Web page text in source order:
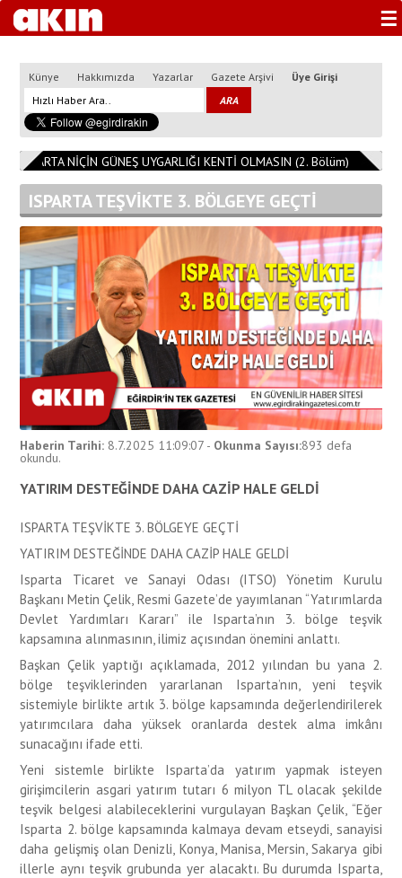
☰
Künye Hakkımızda Yazarlar Gazete Arşivi Üye Girişi
ISPARTA NİÇİN GÜNEŞ UYGARLIĞI KENTİ OLMASIN (2. Bölüm) 11:08:14
ISPARTA TEŞVİKTE 3. BÖLGEYE GEÇTİ
Haberin Tarihi: 8.7.2025 11:09:07 - Okunma Sayısı:893 defa
okundu.
YATIRIM DESTEĞİNDE DAHA CAZİP HALE GELDİ
ISPARTA TEŞVİKTE 3. BÖLGEYE GEÇTİ
YATIRIM DESTEĞİNDE DAHA CAZİP HALE GELDİ
Isparta Ticaret ve Sanayi Odası (ITSO) Yönetim Kurulu
Başkanı Metin Çelik, Resmi Gazete’de yayımlanan “Yatırımlarda
Devlet Yardımları Kararı” ile Isparta’nın 3. bölge teşvik
kapsamına alınmasının, ilimiz açısından önemini anlattı.
Başkan Çelik yaptığı açıklamada, 2012 yılından bu yana 2.
bölge teşviklerinden yararlanan Isparta’nın, yeni teşvik
sistemiyle birlikte artık 3. bölge kapsamında değerlendirilerek
yatırımcılara daha yüksek oranlarda destek alma imkânı
sunacağını ifade etti.
Yeni sistemle birlikte Isparta’da yatırım yapmak isteyen
girişimcilerin asgari yatırım tutarı 6 milyon TL olacak şekilde
teşvik belgesi alabileceklerini vurgulayan Başkan Çelik, “Eğer
Isparta 2. bölge kapsamında kalmaya devam etseydi, sanayisi
daha gelişmiş olan Denizli, Konya, Manisa, Mersin, Sakarya gibi
illerle aynı teşvik grubunda yer alacaktı. Bu durumda Isparta,